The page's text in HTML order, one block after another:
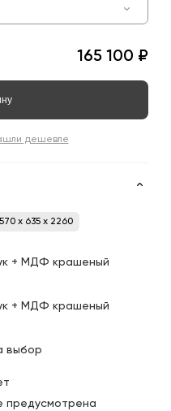
165 100 ₽
дешевле
x 635 x 2260
+ МДФ крашеный
+ МДФ крашеный
выбор
предусмотрена